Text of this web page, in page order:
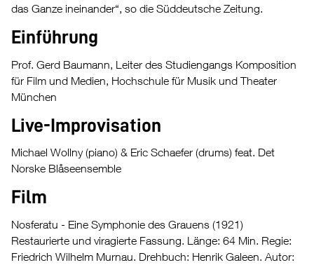
das Ganze ineinander“, so die Süddeutsche Zeitung.
Einführung
Prof. Gerd Baumann, Leiter des Studiengangs Komposition
für Film und Medien, Hochschule für Musik und Theater
München
Live-Improvisation
Michael Wollny (piano) & Eric Schaefer (drums) feat. Det
Norske Blåseensemble
Film
Nosferatu - Eine Symphonie des Grauens (1921)
Restaurierte und viragierte Fassung. Länge: 64 Min. Regie:
Friedrich Wilhelm Murnau. Drehbuch: Henrik Galeen. Autor: